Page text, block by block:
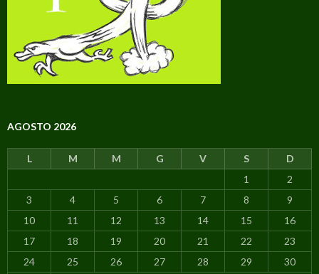
AGOSTO 2026
L M M G V S
D
1
2
3
4 5 6 7 8
9
10
11 12 13 14 15
16
17
18 19 20 21 22
23
24
25 26 27 28 29
30